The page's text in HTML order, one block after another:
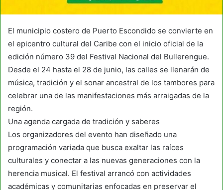
El municipio costero de Puerto Escondido se convierte en
el epicentro cultural del Caribe con el inicio oficial de la
edición número 39 del Festival Nacional del Bullerengue.
Desde el 24 hasta el 28 de junio, las calles se llenarán de
música, tradición y el sonar ancestral de los tambores para
celebrar una de las manifestaciones más arraigadas de la
región.
Una agenda cargada de tradición y saberes
Los organizadores del evento han diseñado una
programación variada que busca exaltar las raíces
culturales y conectar a las nuevas generaciones con la
herencia musical. El festival arrancó con actividades
académicas y comunitarias enfocadas en preservar el